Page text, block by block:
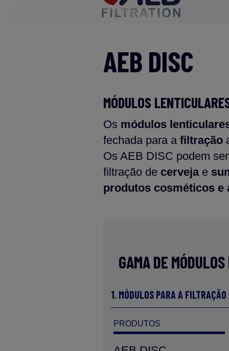
AEB DISC
MÓDULOS
Os módulos
fechada para a filtração
Os AEB DISC podem
filtração de cerveja e
produtos cosméticos e
GAMA DE
1. MÓDULOS PARA A
PRODUTOS